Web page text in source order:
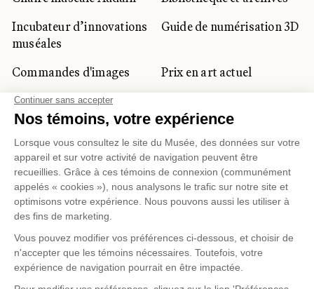
Incubateur d’innovations
muséales
Guide de numérisation 3D
Commandes d'images
Prix en art actuel
Prix Lynne-Cohen
CLIENTÈLE CORPORATIVE
ET PRIVÉE
Location d'espaces
Activités corporatives
professionnels du
tourisme